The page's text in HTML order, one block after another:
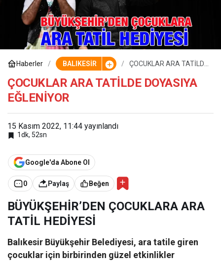
Haberler BALIKESİR
ÇOCUKLAR ARA TATİLDE
ÇOCUKLAR ARA TATİLDE DOYASIYA
EĞLENİYOR
15 Kasım 2022, 11:44 yayınlandı
1dk, 52sn
Google'da Abone Ol
0 Paylaş Beğen
BÜYÜKŞEHİR’DEN ÇOCUKLARA ARA
TATİL HEDİYESİ
Balıkesir Büyükşehir Belediyesi, ara tatile giren
çocuklar için birbirinden güzel etkinlikler